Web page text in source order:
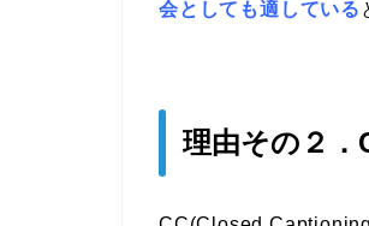
会としても適している
理由その２．